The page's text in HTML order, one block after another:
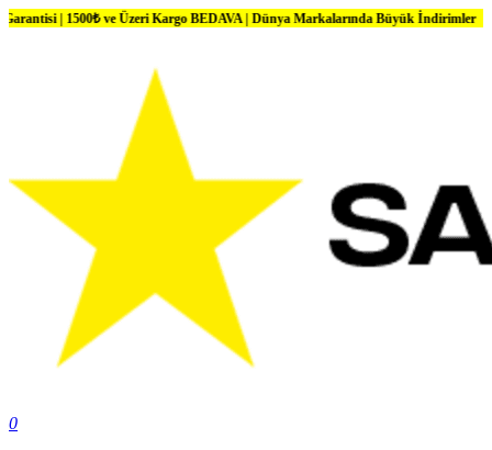
Üzeri Kargo BEDAVA | Dünya Markalarında Büyük İndirimler
0